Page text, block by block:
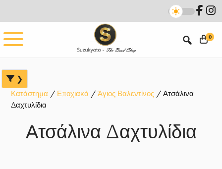
main
content
primary
sidebar
footer
0
Κατάστημα Εποχιακά Άγιος Βαλεντίνος
Ατσάλινα
Δαχτυλίδια
Ατσάλινα Δαχτυλίδια